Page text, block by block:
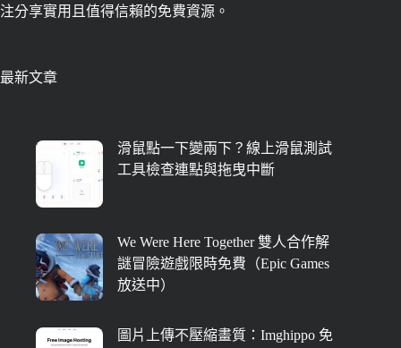
注分享實用且值得信賴的免費資源。
最新文章
滑鼠點一下變兩下？線上滑鼠測試
工具檢查連點與拖曳中斷
We Were Here Together 雙人合作解
謎冒險遊戲限時免費（Epic Games
放送中）
圖片上傳不壓縮畫質：Imghippo 免